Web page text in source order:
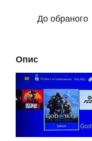
До обраного
Опис